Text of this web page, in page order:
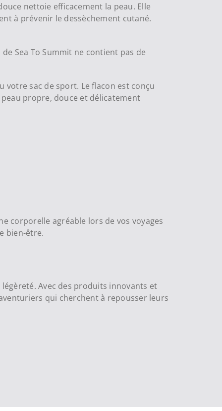
nettoie efficacement la peau. Elle
à prévenir le dessèchement cutané.
Sea To Summit ne contient pas de
votre sac de sport. Le flacon est conçu
propre, douce et délicatement
corporelle agréable lors de vos voyages
bien-être.
Avec des produits innovants et
qui cherchent à repousser leurs